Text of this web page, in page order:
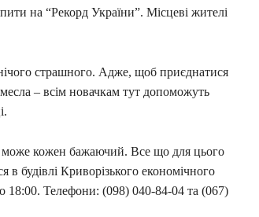
на “Рекорд України”. Місцеві жителі
страшного. Адже, щоб приєднатися
– всім новачкам тут допоможуть
може кожен бажаючий. Все що для цього
будівлі Криворізького економічного
18:00. Телефони: (098) 040-84-04 та (067)